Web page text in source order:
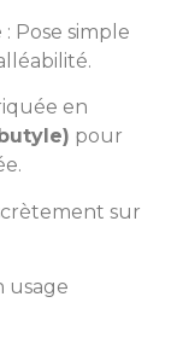
: Pose simple
en
pour
sur
usage